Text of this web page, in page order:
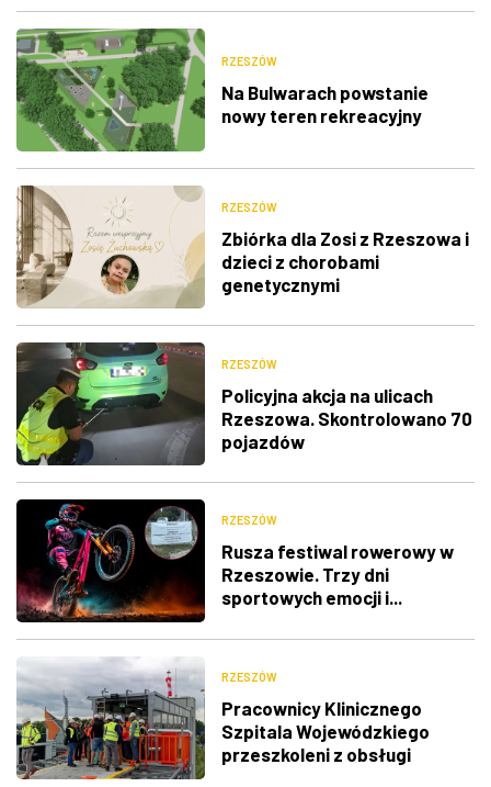
RZESZÓW
Na Bulwarach powstanie
nowy teren rekreacyjny
RZESZÓW
Zbiórka dla Zosi z Rzeszowa i
dzieci z chorobami
genetycznymi
RZESZÓW
Policyjna akcja na ulicach
Rzeszowa. Skontrolowano 70
pojazdów
RZESZÓW
Rusza festiwal rowerowy w
Rzeszowie. Trzy dni
sportowych emocji i...
RZESZÓW
Pracownicy Klinicznego
Szpitala Wojewódzkiego
przeszkoleni z obsługi